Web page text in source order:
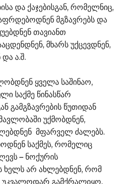
და ქაჯებისგან, რომელნიც,
მგზავრებს და
თავიანთ
მხარს უქცევდნენ,
ა.შ.
ყველა საშინაო,
საქმე წინასწარ
გამგზავრების წუთიდან
უქმობდნენ,
მფარველ ძალებს.
საქმეს, რომელიც
– ნოქურის
ხელს არ ახლებდნენ, რომ
გამქრალიყო,